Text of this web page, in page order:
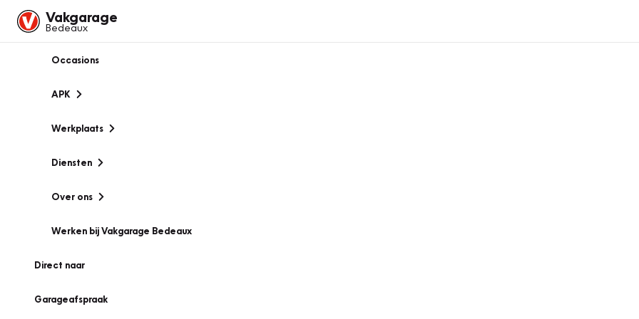
Vakgarage
Bedeaux
Occasions
APK
Werkplaats
Diensten
Over ons
Werken bij Vakgarage Bedeaux
Direct naar
Garageafspraak